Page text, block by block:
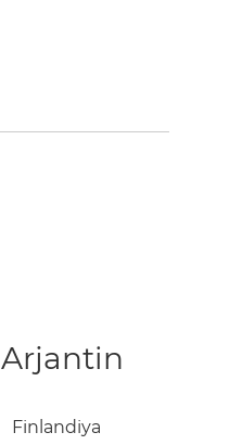
Arjantin
Finlandiya